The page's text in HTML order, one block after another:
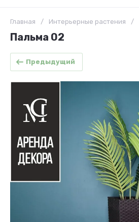
Главная / Интерьерные растения /
Пальма 02
Предыдущий